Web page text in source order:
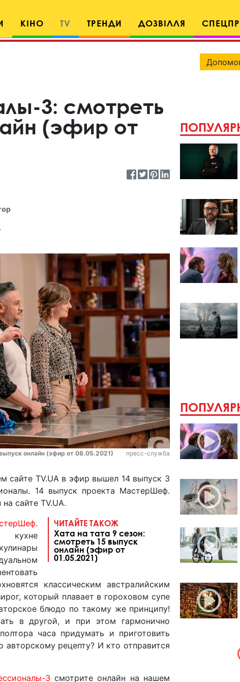
КІНО TV ТРЕНДИ ДОЗВІЛЛЯ
3: смотреть
(эфир от
онлайн (эфир от 08.05.2021) пресс-служба
сайте TV.UA в эфир вышел 14 выпуск 3
14 выпуск проекта МастерШеф.
сайте TV.UA.
ЧИТАЙТЕ ТАКОЖ
Хата на тата 9 сезон:
смотреть 15 выпуск
онлайн (эфир от
01.05.2021)
классическим австралийским
который плавает в гороховом супе
блюдо по такому же принципу!
в другой, и при этом гармонично
часа придумать и приготовить
рецепту? И кто отправится
3 смотрите онлайн на нашем